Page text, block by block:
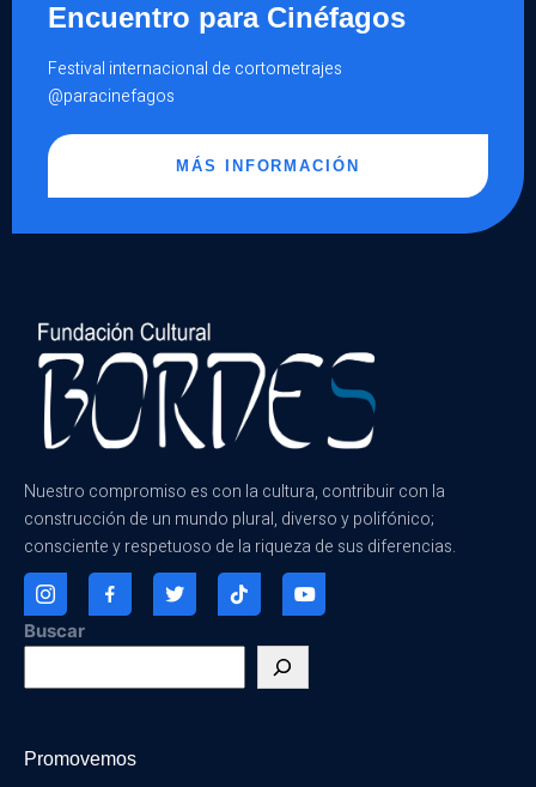
Encuentro para Cinéfagos
Festival internacional de cortometrajes
@paracinefagos
MÁS INFORMACIÓN
Nuestro compromiso es con la cultura, contribuir con la
construcción de un mundo plural, diverso y polifónico;
consciente y respetuoso de la riqueza de sus diferencias.
Buscar
Promovemos